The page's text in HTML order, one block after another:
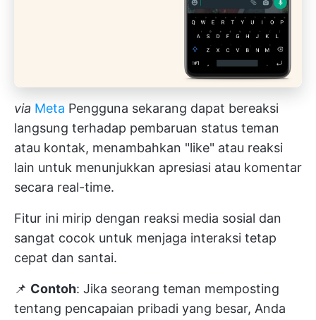
via Meta Pengguna sekarang dapat bereaksi
langsung terhadap pembaruan status teman
atau kontak, menambahkan "like" atau reaksi
lain untuk menunjukkan apresiasi atau komentar
secara real-time.
Fitur ini mirip dengan reaksi media sosial dan
sangat cocok untuk menjaga interaksi tetap
cepat dan santai.
📌 Contoh: Jika seorang teman memposting
tentang pencapaian pribadi yang besar, Anda